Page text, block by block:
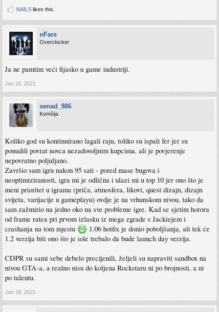
NAILS likes this.
nFare
Overclocker
Ja ne pamtim veći fijasko u game industriji.
Jan 18, 2021
senad_986
Komšija
Koliko god su kontinuirano lagali raju, toliko su ispali fer jer su
ponudili povrat novca nezadovoljnim kupcima, ali je povjerenje
nepovratno poljuljano.
Završio sam igru nakon 95 sati - pored mase bugova i
neoptimiziranosti, igra mi je odlična i ulazi mi u top 10 jer ono što je
meni prioritet u igrama (priča, atmosfera, likovi, quest dizajn, dizajn
svijeta, varijacije u gameplayu) ovdje je na vrhunskom nivou, tako da
sam zažmirio na jedno oko na sve probleme igre. Kad se sjetim horora
od frame ratea pri prvom izlasku iz mega zgrade s Jackiejem i
crashanja na tom mjestu
1.06 hotfix je donio poboljšanja, ali tek će
1.2 verzija biti ono što je iole trebalo da bude launch day verzija.
CDPR su sami sebe debelo precijenili, željeli su napraviti sandbox na
nivou GTA-a, a realno nisu do koljena Rockstaru ni po brojnosti, a ni
po talentu.
Jan 18, 2021